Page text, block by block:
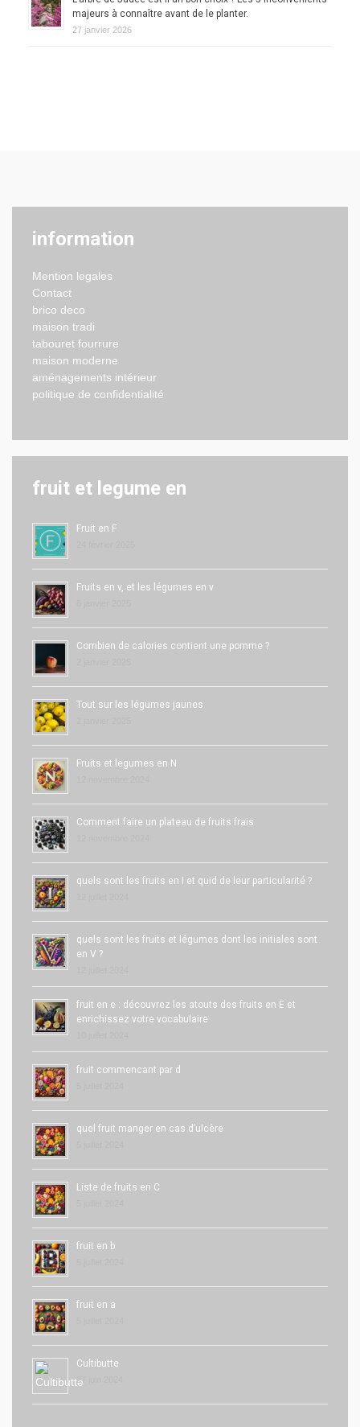
majeurs à connaître avant de le planter.
27 janvier 2026
information
Mention legales
Contact
brico deco
maison tradi
tabouret fourrure
maison moderne
aménagements intérieur
politique de confidentialité
fruit et legume en
Fruit en F
Fruits en v, et les légumes en v
Combien de calories contient une pomme ?
Tout sur les légumes jaunes
Fruits et legumes en N
Comment faire un plateau de fruits frais
quels sont les fruits en I et quid de leur particularité ?
quels sont les fruits et légumes dont les initiales sont
en V ?
fruit en e : découvrez les atouts des fruits en E et
enrichissez votre vocabulaire
fruit commencant par d
quel fruit manger en cas d’ulcère
Liste de fruits en C
fruit en b
fruit en a
Cultibutte
27 juin 2024